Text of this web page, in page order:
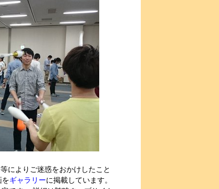
によりご迷惑をおかけしたこと
ギャラリーに掲載しています。